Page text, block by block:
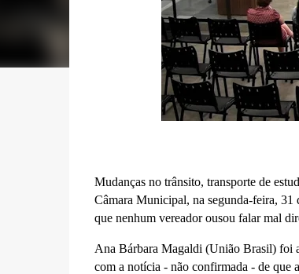
Mudanças no trânsito, transporte de
Câmara Municipal, na segunda-feira,
que nenhum vereador ousou falar mal
Ana Bárbara Magaldi (União Brasil) foi
com a notícia - não confirmada - de que